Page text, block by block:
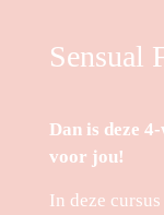
Sensual
Dan is deze
voor jou!
In deze